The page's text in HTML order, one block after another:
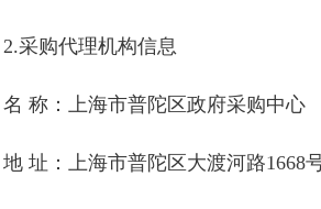
2.采购代理机构信息
名 称： 上海市普陀区政府采购中心
地 址： 上海市普陀区大渡河路1668